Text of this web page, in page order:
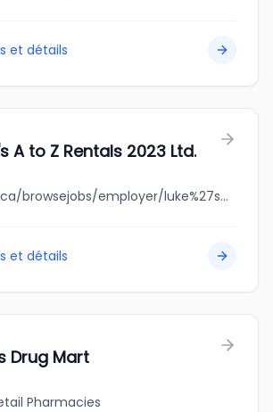
et détails
A to Z Rentals 2023 Ltd.
jobbank.gc.ca/browsejobs/employer/luke%27s+a+to+z+rentals+2023+ltd./ca
et détails
Drug Mart
Pharmacies